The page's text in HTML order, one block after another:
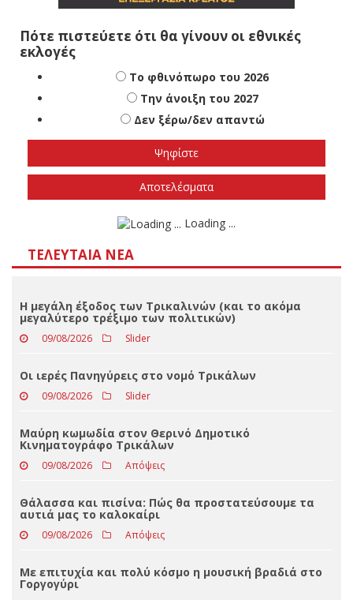
Πότε πιστεύετε ότι θα γίνουν οι εθνικές
εκλογές
Το φθινόπωρο του 2026
Την άνοιξη του 2027
Δεν ξέρω/δεν απαντώ
ΤΕΛΕΥΤΑΊΑ ΝΈΑ
Η μεγάλη έξοδος των Τρικαλινών (και το ακόμα
μεγαλύτερο τρέξιμο των πολιτικών)
Οι ιερές Πανηγύρεις στο νομό Τρικάλων
09/08/2026 Slider
Μαύρη κωμωδία στον Θερινό Δημοτικό
Κινηματογράφο Τρικάλων
09/08/2026 Απόψεις
Θάλασσα και πισίνα: Πώς θα προστατεύσουμε τα
αυτιά μας το καλοκαίρι